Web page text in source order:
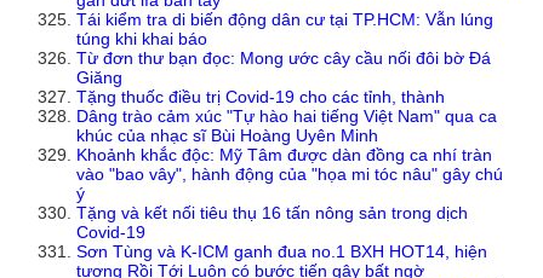
Tái kiểm tra di biến động dân cư tại TP.HCM: Vẫn lúng
túng khi khai báo
Từ đơn thư bạn đọc: Mong ước cây cầu nối đôi bờ Đá
Giăng
Tặng thuốc điều trị Covid-19 cho các tỉnh, thành
Dâng trào cảm xúc "Tự hào hai tiếng Việt Nam" qua ca
khúc của nhạc sĩ Bùi Hoàng Uyên Minh
Khoảnh khắc độc: Mỹ Tâm được dàn đồng ca nhí tràn
vào "bao vây", hành động của "họa mi tóc nâu" gây chú
ý
Tặng và kết nối tiêu thụ 16 tấn nông sản trong dịch
Covid-19
Sơn Tùng và K-ICM ganh đua no.1 BXH HOT14, hiện
tượng Rồi Tới Luôn có bước tiến gây bất ngờ